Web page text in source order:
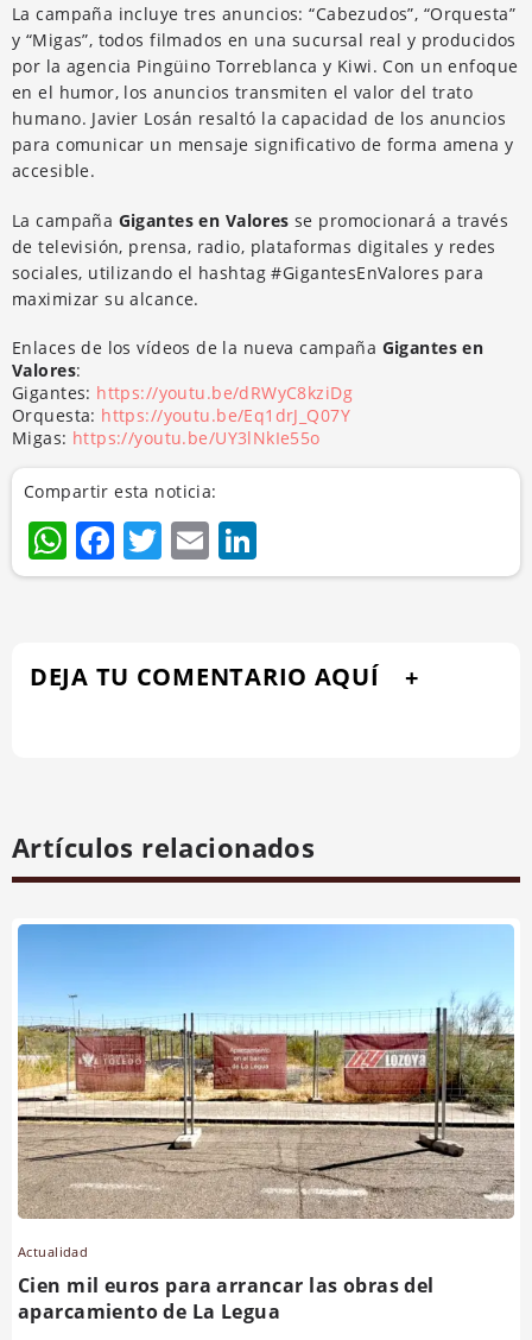
La campaña incluye tres anuncios: “Cabezudos”, “Orquesta”
y “Migas”, todos filmados en una sucursal real y producidos
por la agencia Pingüino Torreblanca y Kiwi. Con un enfoque
en el humor, los anuncios transmiten el valor del trato
humano. Javier Losán resaltó la capacidad de los anuncios
para comunicar un mensaje significativo de forma amena y
accesible.
La campaña Gigantes en Valores se promocionará a través
de televisión, prensa, radio, plataformas digitales y redes
sociales, utilizando el hashtag #GigantesEnValores para
maximizar su alcance.
Enlaces de los vídeos de la nueva campaña Gigantes en
Valores:
Gigantes: https://youtu.be/dRWyC8kziDg
Orquesta: https://youtu.be/Eq1drJ_Q07Y
Migas: https://youtu.be/UY3lNkIe55o
Compartir esta noticia:
WhatsApp
Facebook
Twitter
Email
DEJA TU COMENTARIO AQUÍ
Artículos relacionados
Actualidad
Cien mil euros para arrancar las obras del
aparcamiento de La Legua